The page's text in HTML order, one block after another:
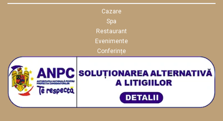
Cazare
Spa
Restaurant
Evenimente
Conferințe